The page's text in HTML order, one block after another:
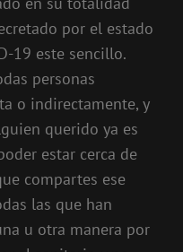
por el estado
19 este sencillo.
personas
o indirectamente, y
querido ya es
estar cerca de
compartes ese
las que han
u otra manera por